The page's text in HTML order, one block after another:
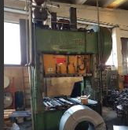
Ordina per